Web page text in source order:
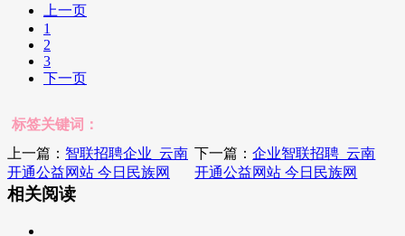
上一页
1
2
3
下一页
标签关键词：
上一篇： 智联招聘企业_云南
开通公益网站 今日民族网
下一篇：企业智联招聘_云南
开通公益网站 今日民族网
相关阅读